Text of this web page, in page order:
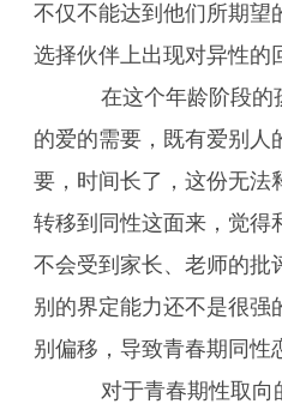
不仅不能达到他们所期望
选择伙伴上出现对异性的
在这个年龄阶段的
的爱的需要，既有爱别人
要，时间长了，这份无法
转移到同性这面来，觉得
不会受到家长、老师的批
别的界定能力还不是很强
别偏移，导致青春期同性
对于青春期性取向